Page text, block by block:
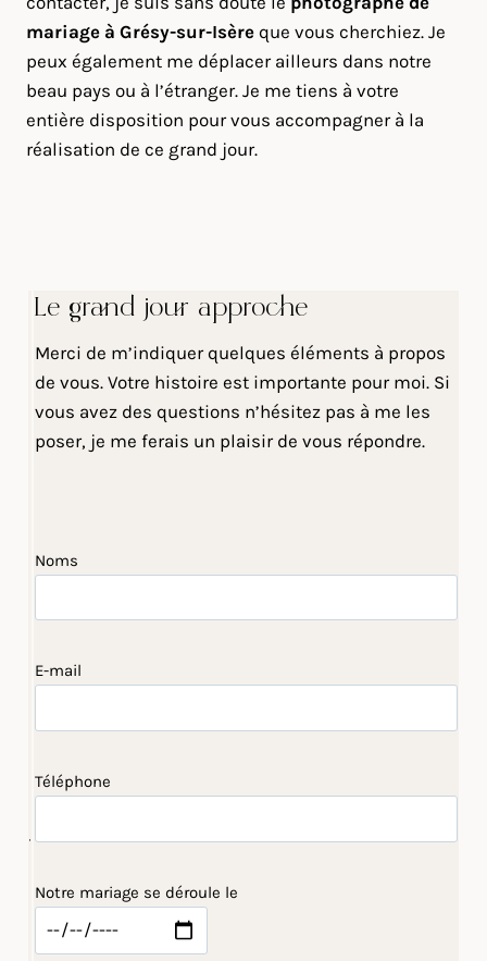
mariage à Grésy-sur-Isère que vous cherchiez. Je
peux également me déplacer ailleurs dans notre
beau pays ou à l’étranger. Je me tiens à votre
entière disposition pour vous accompagner à la
réalisation de ce grand jour.
Le grand jour approche
Merci de m’indiquer quelques éléments à propos
de vous. Votre histoire est importante pour moi. Si
vous avez des questions n’hésitez pas à me les
poser, je me ferais un plaisir de vous répondre.
Noms
E-mail
Téléphone
Notre mariage se déroule le